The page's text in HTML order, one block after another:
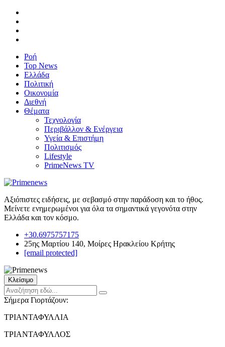
Ροή
Top News
Ελλάδα
Πολιτική
Οικονομία
Διεθνή
Θέματα
Τεχνολογία
Περιβάλλον & Ενέργεια
Υγεία & Επιστήμη
Πολιτισμός
Lifestyle
PrimeNews TV
Αξιόπιστες ειδήσεις, με σεβασμό στην παράδοση και το ήθος.
Μείνετε ενημερωμένοι για όλα τα σημαντικά γεγονότα στην
Ελλάδα και τον κόσμο.
+30.6975757175
25ης Μαρτίου 140, Μοίρες Ηρακλείου Κρήτης
[email protected]
Κλείσιμο
Σήμερα Γιορτάζουν:
ΤΡΙΑΝΤΑΦΥΛΛΙΑ
ΤΡΙΑΝΤΑΦΥΛΛΟΣ